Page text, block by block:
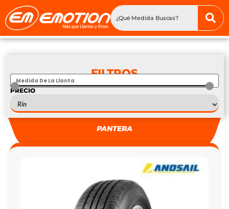
FILTROS
PRECIO
PANTERA